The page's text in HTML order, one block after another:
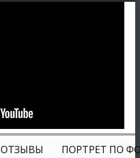
ОТЗЫВЫ ПОРТРЕТ ПО